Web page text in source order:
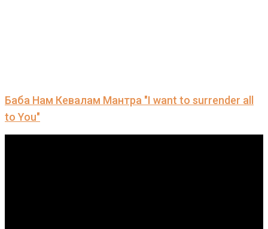
Баба Нам Кевалам Мантра "I want to surrender all
to You"